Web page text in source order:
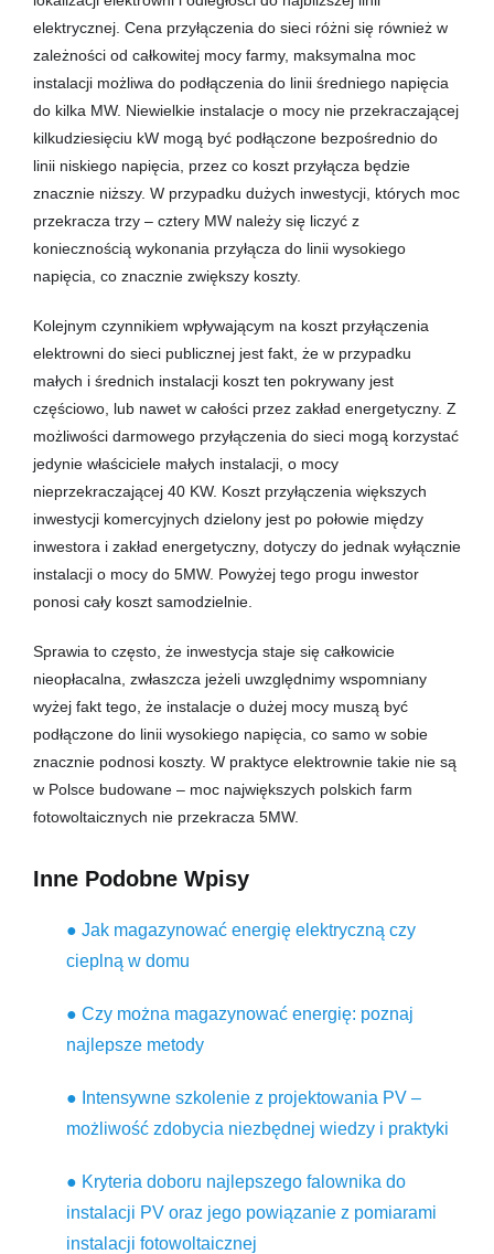
elektrycznej. Cena przyłączenia do sieci różni się również w
zależności od całkowitej mocy farmy, maksymalna moc
instalacji możliwa do podłączenia do linii średniego napięcia
do kilka MW. Niewielkie instalacje o mocy nie przekraczającej
kilkudziesięciu kW mogą być podłączone bezpośrednio do
linii niskiego napięcia, przez co koszt przyłącza będzie
znacznie niższy. W przypadku dużych inwestycji, których moc
przekracza trzy – cztery MW należy się liczyć z
koniecznością wykonania przyłącza do linii wysokiego
napięcia, co znacznie zwiększy koszty.
Kolejnym czynnikiem wpływającym na koszt przyłączenia
elektrowni do sieci publicznej jest fakt, że w przypadku
małych i średnich instalacji koszt ten pokrywany jest
częściowo, lub nawet w całości przez zakład energetyczny. Z
możliwości darmowego przyłączenia do sieci mogą korzystać
jedynie właściciele małych instalacji, o mocy
nieprzekraczającej 40 KW. Koszt przyłączenia większych
inwestycji komercyjnych dzielony jest po połowie między
inwestora i zakład energetyczny, dotyczy do jednak wyłącznie
instalacji o mocy do 5MW. Powyżej tego progu inwestor
ponosi cały koszt samodzielnie.
Sprawia to często, że inwestycja staje się całkowicie
nieopłacalna, zwłaszcza jeżeli uwzględnimy wspomniany
wyżej fakt tego, że instalacje o dużej mocy muszą być
podłączone do linii wysokiego napięcia, co samo w sobie
znacznie podnosi koszty. W praktyce elektrownie takie nie są
w Polsce budowane – moc największych polskich farm
fotowoltaicznych nie przekracza 5MW.
Inne Podobne Wpisy
● Jak magazynować energię elektryczną czy
cieplną w domu
● Czy można magazynować energię: poznaj
najlepsze metody
● Intensywne szkolenie z projektowania PV –
możliwość zdobycia niezbędnej wiedzy i praktyki
● Kryteria doboru najlepszego falownika do
instalacji PV oraz jego powiązanie z pomiarami
instalacji fotowoltaicznej